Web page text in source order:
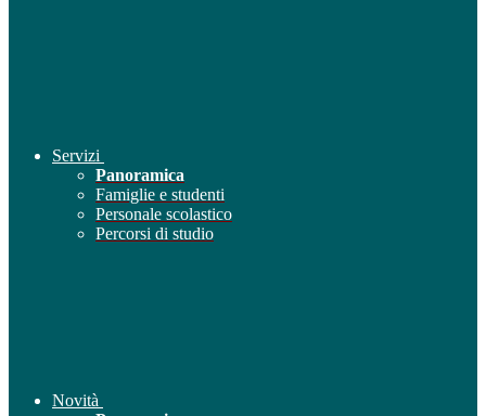
Servizi
Panoramica
Famiglie e studenti
Personale scolastico
Percorsi di studio
Novità